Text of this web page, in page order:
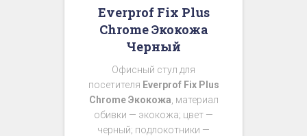
Everprof Fix Plus
Chrome Экокожа
Черный
Офисный стул для
посетителя Everprof Fix Plus
Chrome Экокожа , материал
обивки — экокожа; цвет —
черный; подлокотники —